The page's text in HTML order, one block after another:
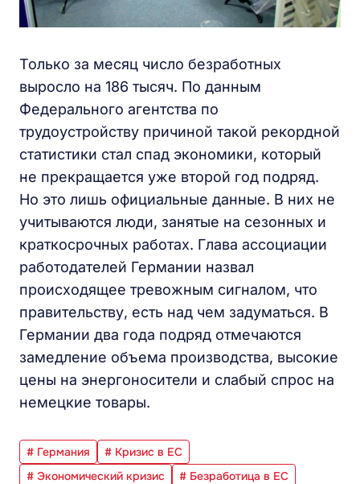
Только за месяц число безработных
выросло на 186 тысяч. По данным
Федерального агентства по
трудоустройству причиной такой рекордной
статистики стал спад экономики, который
не прекращается уже второй год подряд.
Но это лишь официальные данные. В них не
учитываются люди, занятые на сезонных и
краткосрочных работах. Глава ассоциации
работодателей Германии назвал
происходящее тревожным сигналом, что
правительству, есть над чем задуматься. В
Германии два года подряд отмечаются
замедление объема производства, высокие
цены на энергоносители и слабый спрос на
немецкие товары.
# Германия
# Кризис в ЕС
# Экономический кризис
# Безработица в ЕС